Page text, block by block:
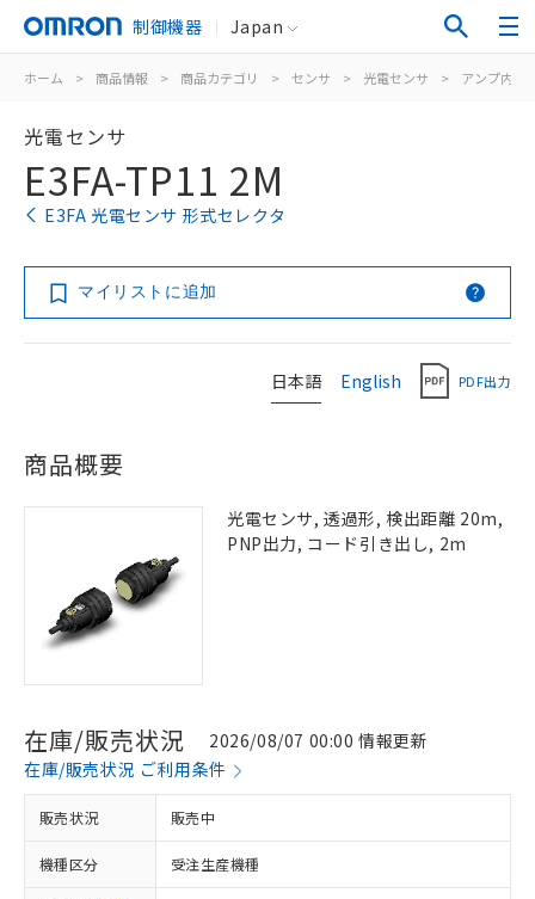
制御機器 Japan
ホーム > 商品情報 > 商品カテゴリ > センサ > 光電センサ > アンプ内蔵
光電センサ
E3FA-TP11 2M
E3FA 光電センサ 形式セレクタ
マイリストに追加
日本語 English PDF出力
商品概要
光電センサ, 透過形, 検出距離 20m,
PNP出力, コード引き出し, 2m
在庫/販売状況
2026/08/07 00:00 情報更新
在庫/販売状況 ご利用条件
販売状況 販売中
機種区分 受注生産機種